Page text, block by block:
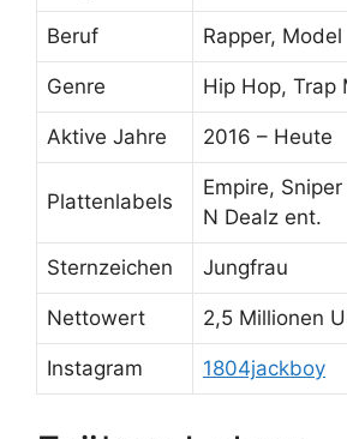
Beruf Rapper, Model
Genre Hip Hop, Trap
Aktive Jahre 2016 – Heute
Plattenlabels
Empire,
N Dealz ent.
Sternzeichen Jungfrau
Nettowert 2,5 Millionen
Instagram 1804jackboy